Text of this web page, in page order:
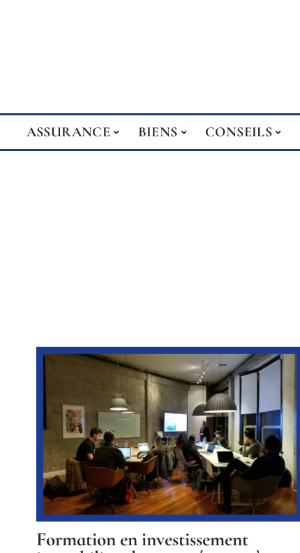
ASSURANCE BIENS CONSEILS
Formation en investissement